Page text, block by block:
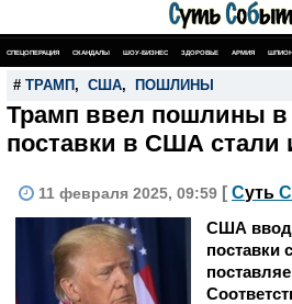
СПЕЦОПЕРАЦИЯ СКАНДАЛЫ ШОУ-БИЗНЕС ЗДОРОВЬЕ АРМИЯ
# ТРАМП , США, ПОШЛИНЫ
Трамп ввел пошлины в
поставки в США
11 февраля 2025, 09:59 [ Суть С
США
поставки